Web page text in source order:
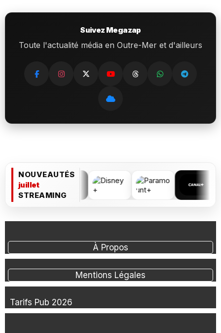
Suivez Megazap
Toute l'actualité média en Outre-Mer et d'ailleurs
NOUVEAUTÉS
juillet
STREAMING
À Propos
Mentions Légales
Tarifs Pub 2026